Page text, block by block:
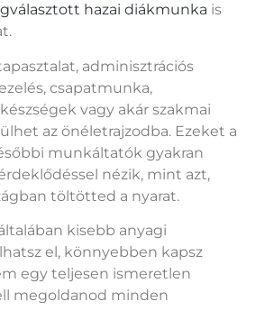
hazai diákmunka is
adminisztrációs
csapatmunka,
vagy akár szakmai
az önéletrajzodba. Ezeket a
munkáltatók gyakran
nézik, mint azt,
töltötted a nyarat.
kisebb anyagi
el, könnyebben kapsz
egy teljesen ismeretlen
megoldanod minden